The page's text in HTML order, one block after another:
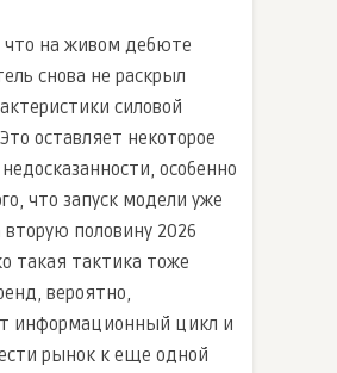
что на живом дебюте
снова не раскрыл
силовой
оставляет некоторое
особенно
что запуск модели уже
половину 2026
такая тактика тоже
вероятно,
информационный цикл и
рынок к еще одной